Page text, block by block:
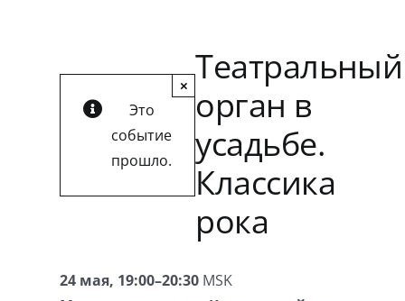
Это
событие
прошло.
× Театральный
орган в
усадьбе.
Классика
рока
24 мая, 19:00–20:30 MSK